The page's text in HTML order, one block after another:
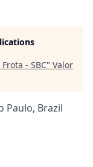
- SBC" Valor
Paulo, Brazil